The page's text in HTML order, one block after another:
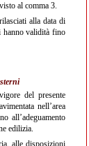
al comma 3.
alla data di
hanno validità fino
del presente
nell’area
all’adeguamento
edilizia.
alle disposizioni